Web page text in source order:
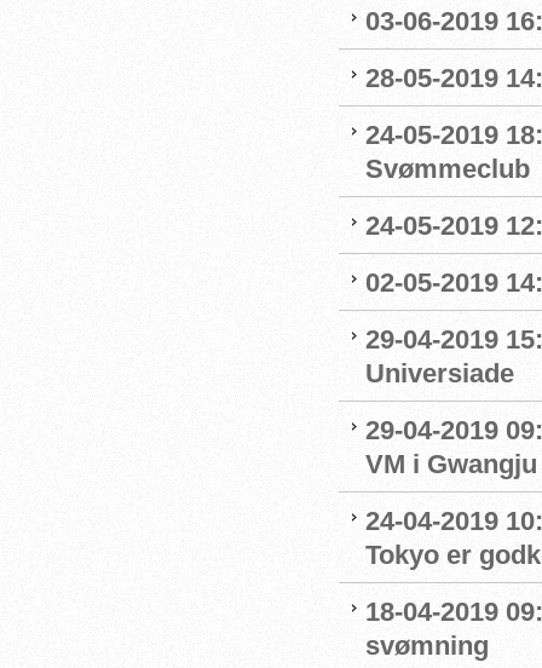
03-06-2019
28-05-2019
24-05-2019
Svømmeclub
24-05-2019
02-05-2019
29-04-2019
Universiade
29-04-2019
VM i Gwangju
24-04-2019
Tokyo er
18-04-2019
svømning